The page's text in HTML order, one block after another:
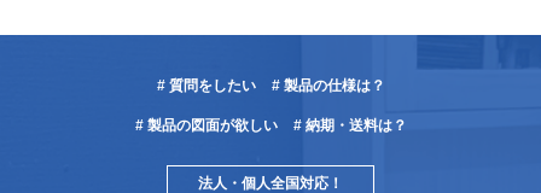
# 質問をしたい # 製品の仕様は？
# 製品の図面が欲しい # 納期・送料は？
法人・個人全国対応！